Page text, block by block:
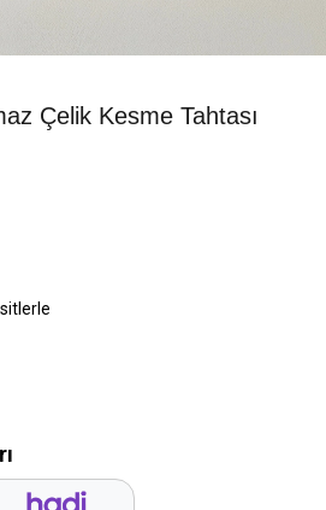
Çelik Kesme Tahtası